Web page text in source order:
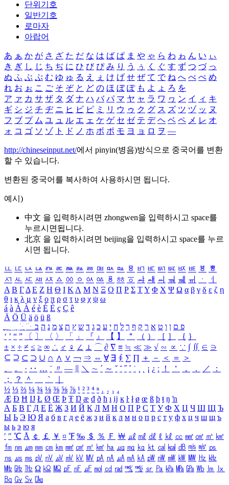
단위기호
일반기호
로마자
아랍어
あ ぁ か が さ ざ た だ な は ば ぱ ま や ゃ ら わ ゎ ん い ぃ
き ぎ し じ ち ぢ に ひ び ぴ み り う ぅ く ぐ す ず つ づ っ
ぬ ふ ぶ ぷ む ゆ ゅ る え ぇ け げ せ ぜ て で ね へ べ ぺ め
れ お ぉ こ ご そ ぞ と ど の ほ ぼ ぽ も よ ょ ろ を
ア ァ カ サ ザ タ ダ ナ ハ バ パ マ ヤ ャ ラ ワ ヮ ン イ ィ キ
ギ シ ジ チ ヂ ニ ヒ ビ ピ ミ リ ウ ゥ ク グ ス ズ ツ ヅ ッ ヌ
フ ブ プ ム ユ ュ ル エ ェ ケ ゲ セ ゼ テ デ ヘ ベ ペ メ レ オ
ォ コ ゴ ソ ゾ ト ド ノ ホ ボ ポ モ ヨ ョ ロ ヲ ―
http://chineseinput.net/에서 pinyin(병음)방식으로 중국어를 변환
할 수 있습니다.
변환된 중국어를 복사하여 사용하시면 됩니다.
예시)
中文 을 입력하시려면 zhongwen을 입력하시고 space를
누르시면됩니다.
北京 을 입력하시려면 beijing을 입력하시고 space를 누르
시면 됩니다.
ㅥ ㅦ ㅧ ㅨ ㅩ ㅪ ㅫ ㅬ ㅭ ㅮ ㅯ ㅰ ㅱ ㅲ ㅳ ㅴ ㅵ ㅶ ㅷ ㅸ
ㅹ
ㅺ ㅻ ㅼ ㅽ ㅾ ㅿ ㆀ ㆁ ㆂ ㆃ ㆄ ㆅ ㆆ ㆇ ㆈ ㆉ ㆊ ㆋ ㆌ ㆍ
ㆎ
Α Β ΓΔ Ε Ζ Η Θ Ι ΚΛ Μ Ν Ξ Ο Π Ρ Σ ΤΥ Φ Χ Ψ Ω α β γ δ ε ζ η
θ ι κ λ μ ν ξ ο π ρ σ τ υ φ χ ψ ω
á à Á À é è É È ç Ç ê
Ä Ö Ü ä ö ü ß
ִֶֹ ֻּ ׁׂ פ ם ן ו ט א ר ק ף ך ל ח י ע כ ג ד ש ץ ת צ מ נ ה ב
‘ ’ “ ” 〔 〕 〈 〉 「 」 『 』 【 】 ＂ （ ） ［ ］ ｛ ｝
± × ÷ ≠ ≤ ≥ ∞ ∴ ♂ ♀ ∠ ⊥ ⌒ ∂ ∇ ≡ ≒ ≪ ≫ √ ∽ ∝ ∵ ∫ ∬ ∈ ∋
⊆ ⊇ ⊂ ⊃ ∪ ∩ ∧ ∨ ￢ ⇒ ⇔ ∀ ∃ ∮ ∑ ∏ ＋ － ＜ ＝
＞
、
。 · ‥ … ¨ 〃 ― ＼ ∼ ´ ～ ˇ ˘ ˝ ˚ ˙ ¸ ¡ ¿ ː ！ ＇ ， ． ／
：
；
？ ＾ ｀
½ ⅓ ⅔ ¼ ¾ ⅛ ⅜ ⅝ ⅞ ¹ ² ³ ⁴ ⁿ ₁ ₂ ₃ ₄
Æ Ð Ħ Ĳ Ł Ø Œ Þ Ŧ Ŋ æ đ ð ħ ı ĳ ĸ ŀ ł ø œ ß þ ŧ ŋ ŉ
А Б В Г Д Е Ё Ж З И Й К Л М Н О П Р С Т У Ф Х Ц Ч Ш Щ Ъ
Ы Ь Э Ю Я а б в г д е ё ж з и й к л м н о п р с т у ф х ц ч ш щ ъ
ы ь э ю я
′ ″ ℃ Å ￠ ￡ ￥ ¤ ℉ ‰ ＄ ％ Ｆ ￦ ㎕ ㎖ ㎗ ℓ ㎘ ㏄ ㎣ ㎤ ㎥ ㎦
㎙ ㎚ ㎛ ㎜ ㎝ ㎞ ㎟ ㎠ ㎡ ㎢ ㏊ ㎍ ㎎ ㎏ ㏏ ㎈ ㎉ ㏈ ㎧ ㎨ ㎰
㎱ ㎲ ㎳ ㎴ ㎵ ㎶ ㎷ ㎸ ㎹ ㎀ ㎁ ㎂ ㎃ ㎄ ㎺ ㎻ ㎽ ㎾ ㎿ ㎐ ㎑
㎒ ㎓ ㎔ Ω ㏀ ㏁ ㎊ ㎋ ㎌ ㏖ ㏅ ㎭ ㎮ ㎯ ㏛ ㎩ ㎪ ㎫ ㎬ ㏝ ㏐
㏓
㏃ ㏉ ㏜ ㏆